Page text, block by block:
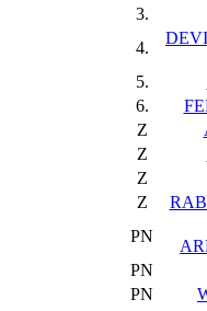
3.
4.
5.
6.
Z
Z
Z
Z
PN
PN
PN